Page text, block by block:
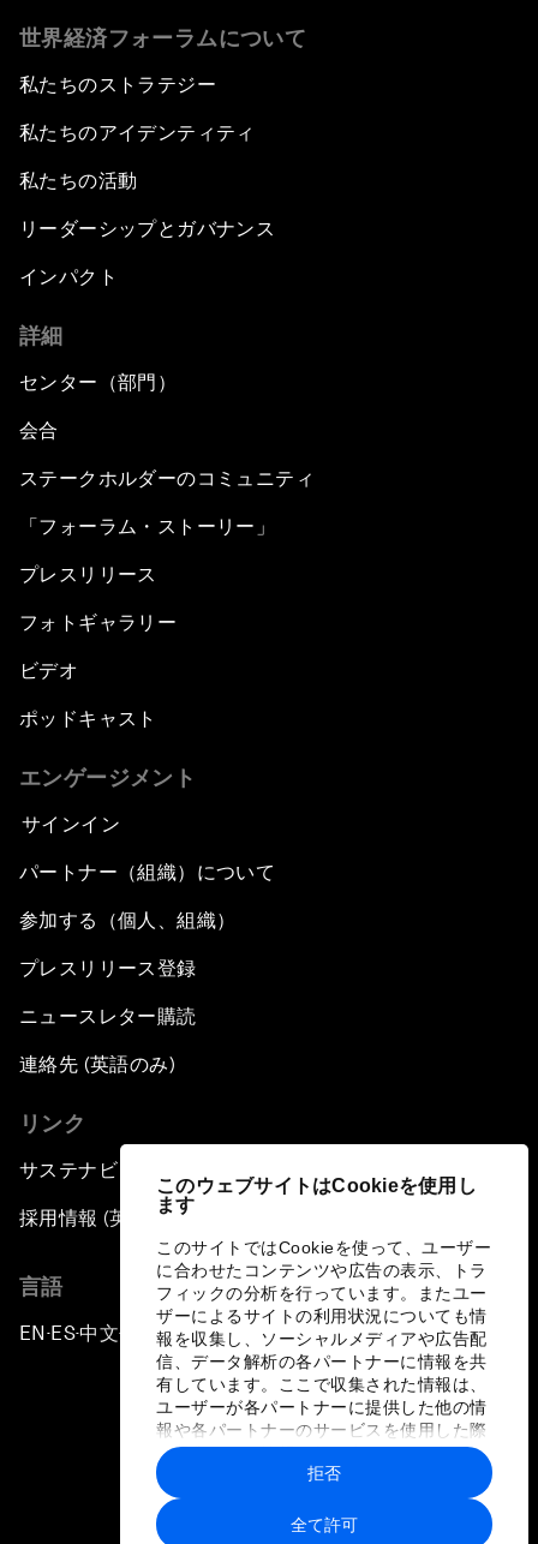
このウェブサイトはCookieを使用し
ます
このサイトではCookieを使って、ユーザー
に合わせたコンテンツや広告の表示、トラ
フィックの分析を行っています。またユー
ザーによるサイトの利用状況についても情
報を収集し、ソーシャルメディアや広告配
信、データ解析の各パートナーに情報を共
有しています。ここで収集された情報は、
ユーザーが各パートナーに提供した他の情
報や各パートナーのサービスを使用した際
に収集された情報と組み合わされ、各パー
トナーによって使用されることがありま
す。
全て許可
拒否
世界経済フォーラムについて
私たちのストラテジー
私たちのアイデンティティ
私たちの活動
リーダーシップとガバナンス
インパクト
詳細
センター（部門）
会合
ステークホルダーのコミュニティ
「フォーラム・ストーリー」
プレスリリース
フォトギャラリー
ビデオ
ポッドキャスト
エンゲージメント
サインイン
パートナー（組織）について
参加する（個人、組織）
プレスリリース登録
ニュースレター購読
連絡先 (英語のみ)
リンク
サステナビリティへの取り組み
採用情報 (英語のみ)
言語
EN ▪ES▪中文▪ 日本語
プライバシーポリシーと利用規約
サイトマップ